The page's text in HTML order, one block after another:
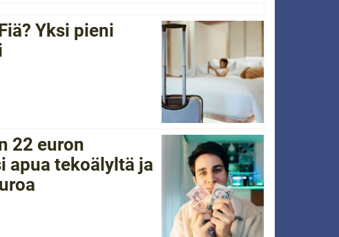
Yksi pieni
22 euron
apua tekoälyltä ja